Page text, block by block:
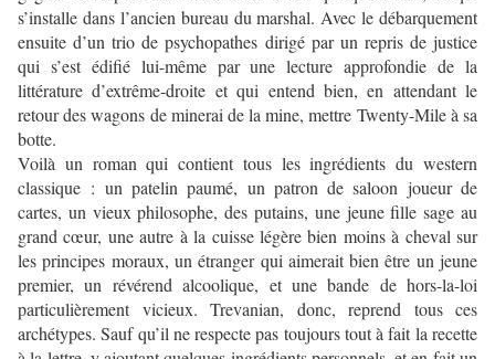
s’installe dans l’ancien bureau du marshal. Avec le débarquement
ensuite d’un trio de psychopathes dirigé par un repris de justice
qui s’est édifié lui-même par une lecture approfondie de la
littérature d’extrême-droite et qui entend bien, en attendant le
retour des wagons de minerai de la mine, mettre Twenty-Mile à sa
botte.
Voilà un roman qui contient tous les ingrédients du western
classique : un patelin paumé, un patron de saloon joueur de
cartes, un vieux philosophe, des putains, une jeune fille sage au
grand cœur, une autre à la cuisse légère bien moins à cheval sur
les principes moraux, un étranger qui aimerait bien être un jeune
premier, un révérend alcoolique, et une bande de hors-la-loi
particulièrement vicieux. Trevanian, donc, reprend tous ces
archétypes. Sauf qu’il ne respecte pas toujours tout à fait la recette